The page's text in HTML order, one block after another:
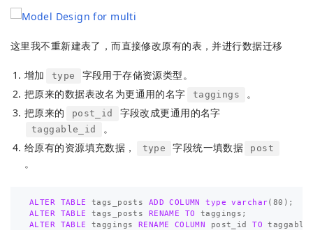
这里我不重新建表了，而直接修改原有的表，并进行数据迁移
增加 type
字段用于存储资源类型。
把原来的数据表改名为更通用的名字
taggings
。
把原来的
post_id 字段改成更通用的名字
taggable_id
。
给原有的资源填充数据，
type 字段统一填数据 post
。
ALTER TABLE tags_posts ADD COLUMN type varchar( 80 );
ALTER
TABLE tags_posts RENAME TO taggings ;
ALTER
TABLE taggings RENAME COLUMN post_id TO